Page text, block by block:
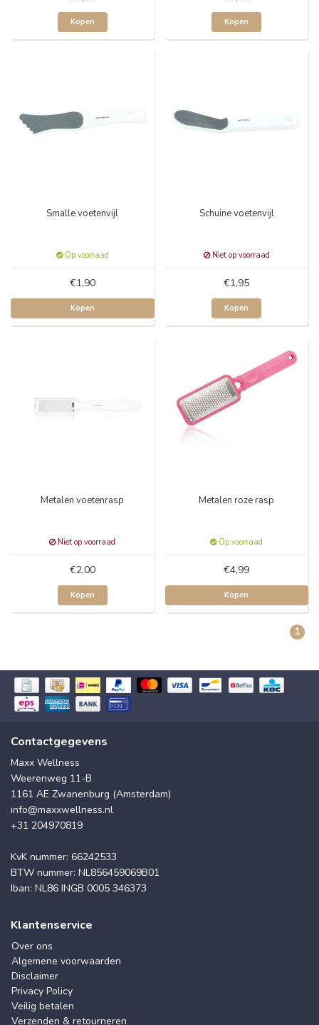
Kopen Kopen
Smalle voetenvijl
Op voorraad
€1,90
Kopen
Schuine voetenvijl
Niet op voorraad
€1,95
Kopen
Metalen voetenrasp
Niet op voorraad
€2,00
Kopen
Metalen roze rasp
Op voorraad
€4,99
Kopen
1
Contactgegevens
Maxx Wellness
Weerenweg 11-B
1161 AE Zwanenburg (Amsterdam)
info@maxxwellness.nl
+31 204970819
KvK nummer: 66242533
BTW nummer: NL856459069B01
Iban: NL86 INGB 0005 346373
Klantenservice
Over ons
Algemene voorwaarden
Disclaimer
Privacy Policy
Veilig betalen
Verzenden & retourneren